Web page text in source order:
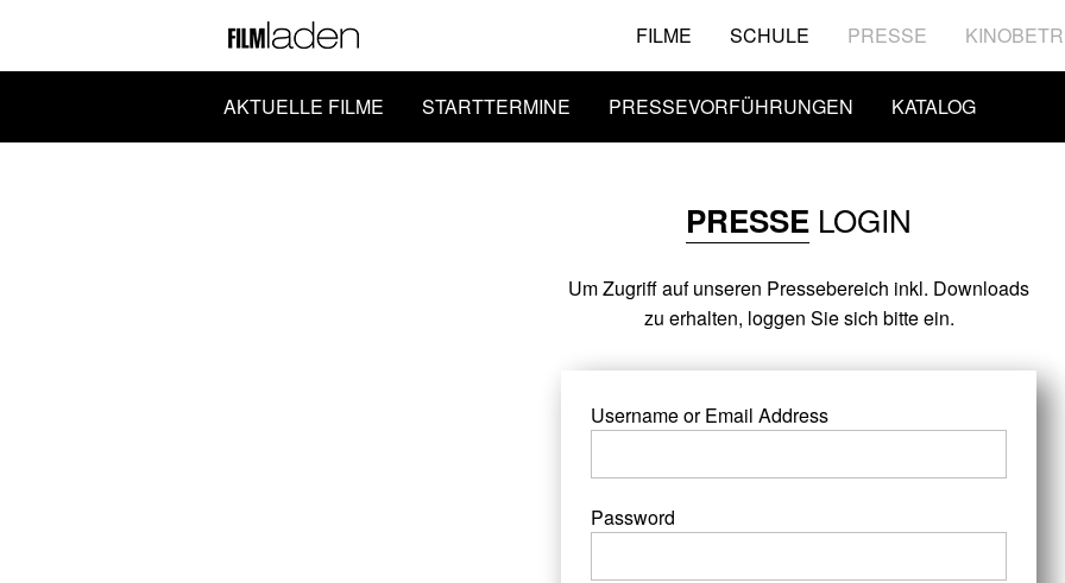
FILME SCHULE PRESSE
AKTUELLE FILME STARTTERMINE PRESSEVORFÜHRUNGEN KATALOG
PRESSE LOGIN
Um Zugriff auf unseren Pressebereich inkl. Downloads
zu erhalten, loggen Sie sich bitte ein.
Username or Email Address
Password